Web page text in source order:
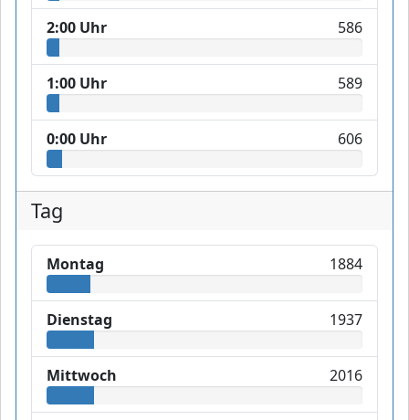
2:00 Uhr 586
1:00 Uhr 589
0:00 Uhr 606
Tag
Montag 1884
Dienstag 1937
Mittwoch 2016